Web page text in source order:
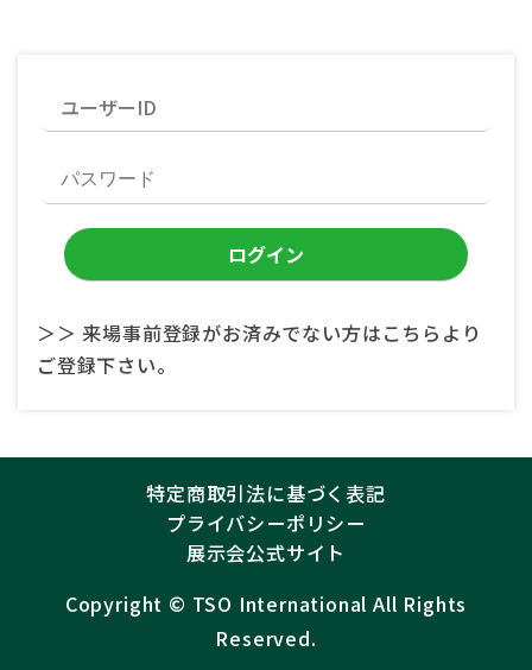
＞＞ 来場事前登録がお済みでない方はこちらより
ご登録下さい。
特定商取引法に基づく表記
プライバシーポリシー
展示会公式サイト
Copyright ©︎ TSO International All Rights
Reserved.